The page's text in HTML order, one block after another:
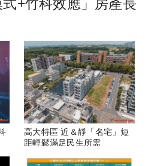
+竹科效應」房產長
高大特區 近＆靜「名宅」短
距輕鬆滿足民生所需